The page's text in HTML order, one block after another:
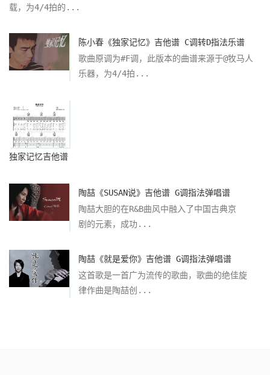
载，为4/4拍的...
陈小春《独家记忆》吉他谱 C调转D指法乐谱
歌曲原调为#F调，此版本的曲谱来源于@牧马人
乐器，为4/4拍...
独家记忆吉他谱
陶喆《SUSAN说》吉他谱 G调指法弹唱谱
陶喆大胆的在R&B曲风中融入了中国古典京
剧的元素，成功...
陶喆《就是爱你》吉他谱 G调指法弹唱谱
这首歌是一首广为流传的歌曲，歌曲的绝佳旋
律作曲是陶喆创...